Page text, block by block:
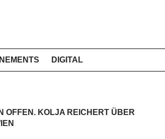
DIGITAL
OFFEN. KOLJA REICHERT ÜBER